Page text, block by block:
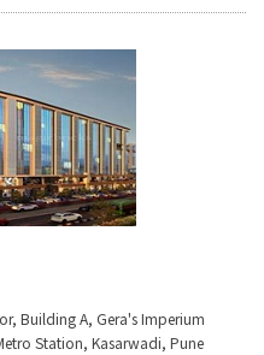
Building A, Gera's Imperium
Station, Kasarwadi, Pune